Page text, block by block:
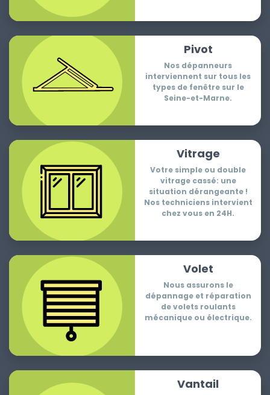
Pivot
Nos dépanneurs
interviennent sur tous les
types de fenêtre sur le
Seine-et-Marne.
Vitrage
Votre simple ou double
vitrage cassé: une
situation dérangeante !
Nos techniciens intervient
chez vous en 24H.
Volet
Nous assurons le
dépannage et réparation
de volets roulants
mécanique ou électrique.
Vantail